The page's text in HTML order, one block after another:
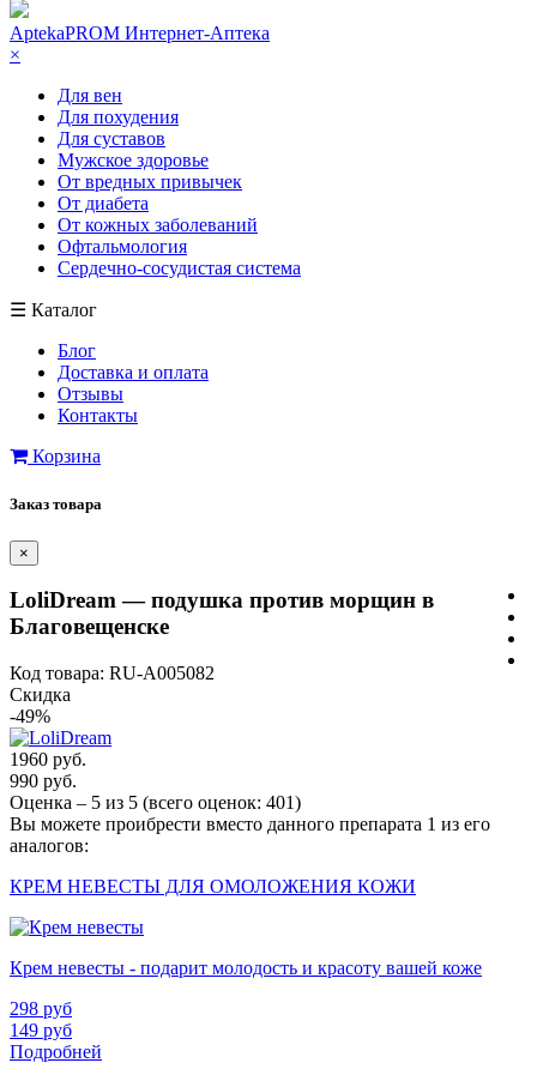
AptekaPROM Интернет-Аптека
×
Для вен
Для похудения
Для суставов
Мужское здоровье
От вредных привычек
От диабета
От кожных заболеваний
Офтальмология
Сердечно-сосудистая система
☰ Каталог
Блог
Доставка и оплата
Отзывы
Контакты
Корзина
Заказ товара
×
LoliDream — подушка против морщин в
Благовещенске
Код товара: RU-A005082
Скидка
-49%
1960 руб.
990 руб.
Оценка – 5 из 5 (всего оценок: 401)
Вы можете проибрести вместо данного препарата 1 из его
аналогов:
КРЕМ НЕВЕСТЫ ДЛЯ ОМОЛОЖЕНИЯ КОЖИ
Крем невесты - подарит молодость и красоту вашей коже
298 руб
149 руб
Подробней